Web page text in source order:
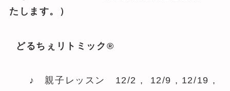
たします。）
どるちぇリトミック®
♪ 親子レッスン 12/2 , 12/9 , 12/19 ,